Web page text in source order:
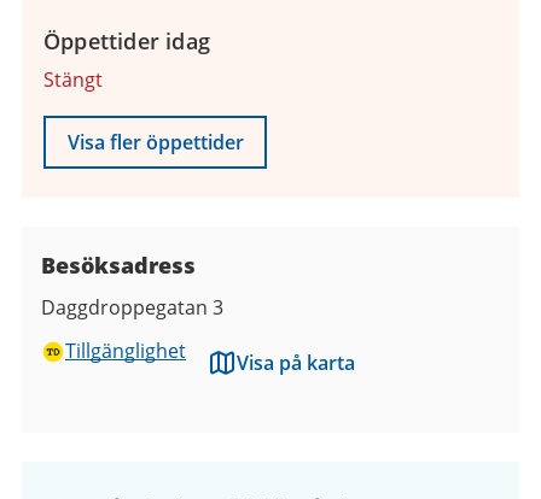
Öppettider idag
Stängt
Visa fler öppettider
Besöksadress
Daggdroppegatan 3
Tillgänglighet
Visa på karta